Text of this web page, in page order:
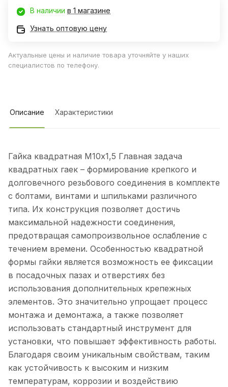
В наличии в 1 магазине
Узнать оптовую цену
Актуальные цены и наличие товара уточняйте у наших
специалистов по телефону.
Описание Характеристики
Гайка квадратная М10х1,5 Главная задача
квадратных гаек – формирование крепкого и
долговечного резьбового соединения в комплекте
с болтами, винтами и шпильками различного
типа. Их конструкция позволяет достичь
максимальной надежности соединения,
предотвращая самопроизвольное ослабление с
течением времени. Особенностью квадратной
формы гайки является возможность ее фиксации
в посадочных пазах и отверстиях без
использования дополнительных крепежных
элементов. Это значительно упрощает процесс
монтажа и демонтажа, а также позволяет
использовать стандартный инструмент для
установки, что повышает эффективность работы.
Благодаря своим уникальным свойствам, таким
как устойчивость к высоким и низким
температурам, коррозии и воздействию